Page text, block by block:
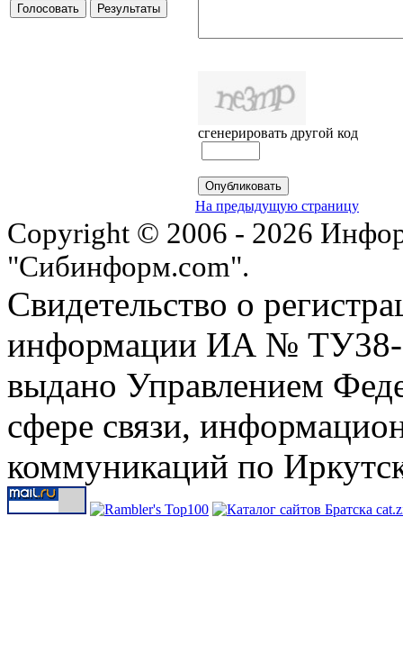
сгенерировать другой код
На предыдущую страницу
Copyright © 2006 - 2026
"Сибинформ.com".
Свидетельство о
информации ИА № ТУ38-
выдано Управлением
сфере связи,
коммуникаций по